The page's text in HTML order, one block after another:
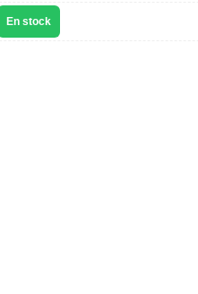
En stock